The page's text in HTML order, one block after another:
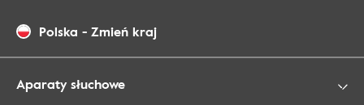
Polska - Zmień kraj
Aparaty słuchowe